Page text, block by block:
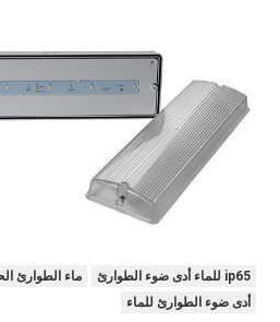
ip65 للماء أدى ضوء الطوارئ
ماء الطوارئ
أدى ضوء الطوارئ للماء